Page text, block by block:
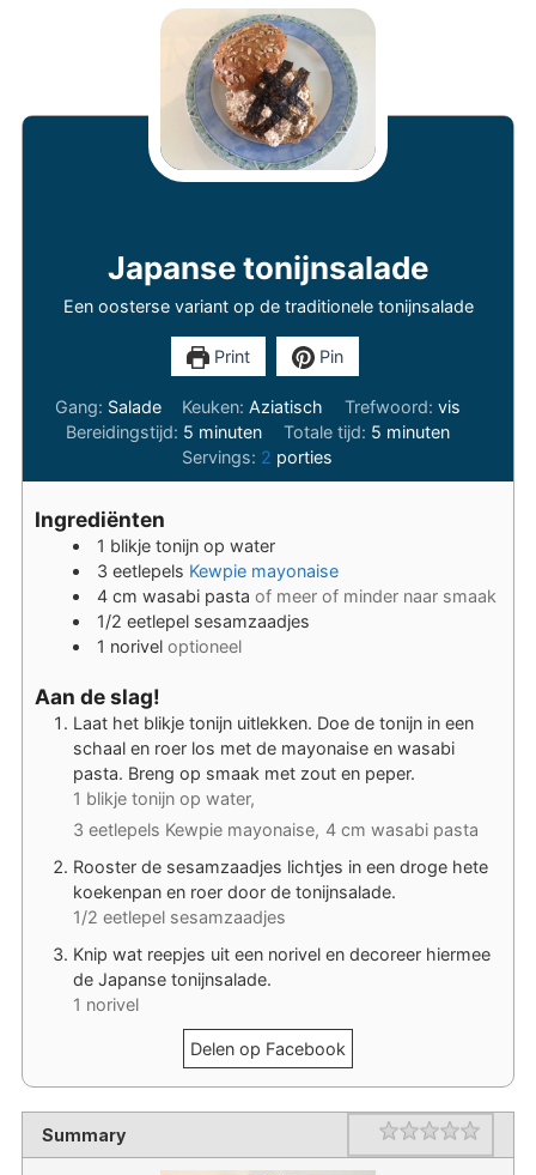
Japanse tonijnsalade
Een oosterse variant op de traditionele tonijnsalade
Print Pin
Gang: Salade Keuken:Aziatisch Trefwoord: vis
Bereidingstijd: 5 minuten
minuten Totale tijd: 5minuten
minuten
Servings: 2 porties
Ingrediënten
1 blikje tonijn op water
3 eetlepels Kewpie mayonaise
4 cm wasabi pasta of meer of minder naar smaak
1/2 eetlepel sesamzaadjes
1 norivel optioneel
Aan de slag!
Laat het blikje tonijn uitlekken. Doe de tonijn in een
schaal en roer los met de mayonaise en wasabi
pasta. Breng op smaak met zout en peper.
1 blikje tonijn op water,
3 eetlepels Kewpie mayonaise, 4 cm wasabi pasta
Rooster de sesamzaadjes lichtjes in een droge hete
koekenpan en roer door de tonijnsalade.
1/2 eetlepel sesamzaadjes
Knip wat reepjes uit een norivel en decoreer hiermee
de Japanse tonijnsalade.
1 norivel
Delen op Facebook
Summary Rating
1 star
2 stars
3 stars
4 stars
5 stars